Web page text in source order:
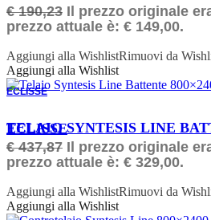
€190,23 Il prezzo originale
prezzo attuale è: € 149,00.
Aggiungi alla WishlistRimuovi da
Aggiungi alla Wishlist
ECLISSE
ORDINABILE
TELAIO SYNTESIS LINE BATTENTE 800×2400 – ECLISSE
€437,87 Il prezzo originale
prezzo attuale è: € 329,00.
Aggiungi alla WishlistRimuovi da
Aggiungi alla Wishlist